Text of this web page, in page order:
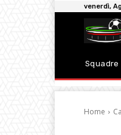
venerdì,
Squadre
Home